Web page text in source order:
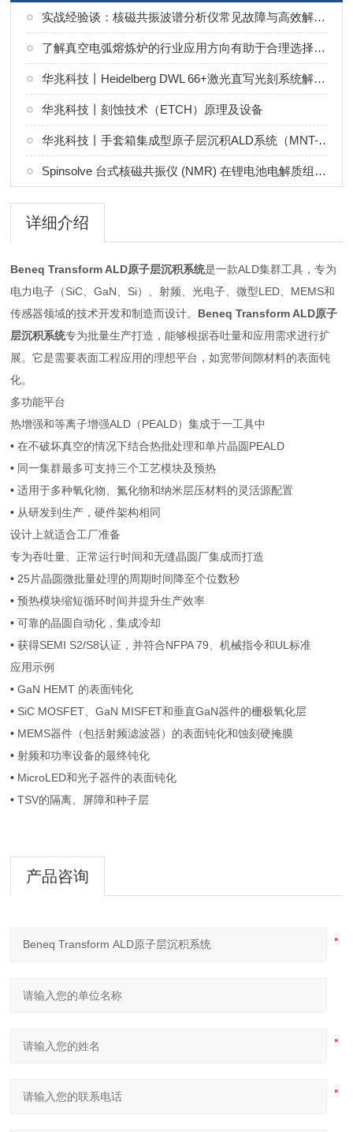
实战经验谈：核磁共振波谱分析仪常见故障与高效解决技巧
了解真空电弧熔炼炉的行业应用方向有助于合理选择熔炼工艺
华兆科技丨Heidelberg DWL 66+激光直写光刻系统解决方案
华兆科技丨刻蚀技术（ETCH）原理及设备
华兆科技丨手套箱集成型原子层沉积ALD系统（MNT-G 系列）解决方案
Spinsolve 台式核磁共振仪 (NMR) 在锂电池电解质组分分析中的应用
详细介绍
Beneq Transform ALD原子层沉积系统是一款ALD集群工具，专为
电力电子（SiC、GaN、Si）、射频、光电子、微型LED、MEMS和
传感器领域的技术开发和制造而设计。 Beneq Transform ALD原子
层沉积系统专为批量生产打造，能够根据吞吐量和应用需求进行扩
展。它是需要表面工程应用的理想平台，如宽带间隙材料的表面钝
化。
多功能平台
热增强和等离子增强ALD（PEALD）集成于一工具中
•在不破坏真空的情况下结合热批处理和单片晶圆PEALD
• 同一集群最多可支持三个工艺模块及预热
•适用于多种氧化物、氮化物和纳米层压材料的灵活源配置
• 从研发到生产，硬件架构相同
设计上就适合工厂准备
专为吞吐量、正常运行时间和无缝晶圆厂集成而打造
• 25片晶圆微批量处理的周期时间降至个位数秒
•预热模块缩短循环时间并提升生产效率
•可靠的晶圆自动化，集成冷却
•获得SEMI S2/S8认证，并符合NFPA 79、机械指令和UL标准
应用示例
•GaN HEMT 的表面钝化
• SiC MOSFET、GaN MISFET和垂直GaN器件的栅极氧化层
• MEMS器件（包括射频滤波器）的表面钝化和蚀刻硬掩膜
•射频和功率设备的最终钝化
• MicroLED和光子器件的表面钝化
•TSV的隔离、屏障和种子层
产品咨询